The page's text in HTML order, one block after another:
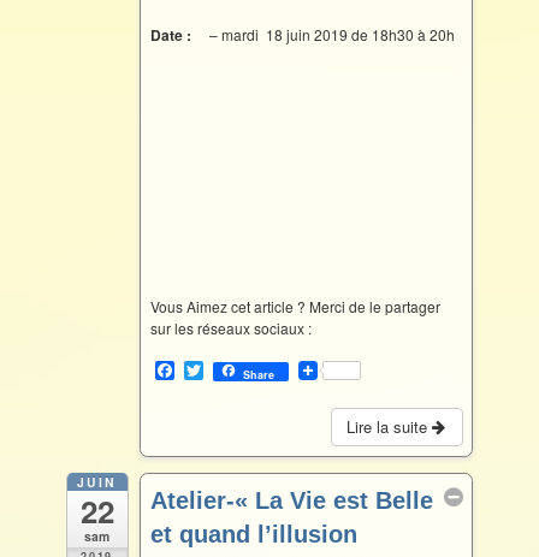
Date : – mardi 18 juin 2019 de 18h30 à 20h
Vous Aimez cet article ? Merci de le partager
sur les réseaux sociaux :
F
a
o
k
T
w
e
Share
Lire la suite
JUIN
22
sam
Atelier-« La Vie est Belle
et quand l’illusion